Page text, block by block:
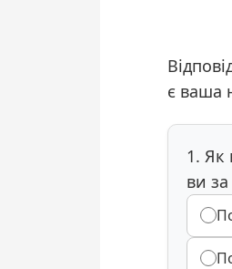
є ваша
1. Як
ви